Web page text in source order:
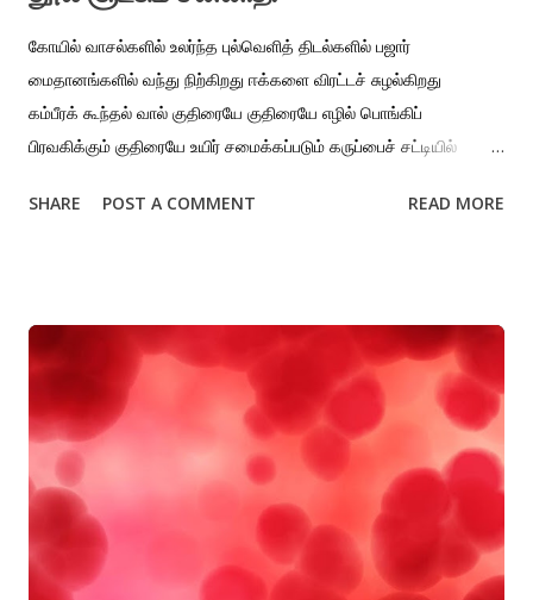
கோயில் வாசல்களில் உலர்ந்த புல்வெளித் திடல்களில் பஜார்
மைதானங்களில் வந்து நிற்கிறது ஈக்களை விரட்டச் சுழல்கிறது
கம்பீரக் கூந்தல் வால் குதிரையே குதிரையே எழில் பொங்கிப்
பிரவகிக்கும் குதிரையே உயிர் சமைக்கப்படும் கருப்பைச் சட்டியில்
சூடாமணி சிக்குதாகு சாமரை வல்லிசை பல்பிடிக் கண்டிகை சுருள்
ஒச்சங்கள் குதிரையே குதிரையே இத்தனை அணிகளையும் பூட்டிய
பிறகு குதிரை அங்கே இருந்ததா குதிரை இல்லை குதிரை இல்லை
குதிரை இல்லை 000 கிழக்குக் கோபுரத்துக்குள் நுழைந்து நந்தியை
நினைவில் இப்போது தாண்டினாலும் தலைக்குள் கேட்கத்
தொடங்கிவிடுகிறது தவிலும் நாயனமும் இசைப்பவர் வேண்டாம்
கருவியும் வேண்டாம் இன்னும் வெளிச்சம் நுழையாத இருள்மூலைகளில்
அதன் எதிரொலிகள் பெருமூச்சுகள் கேட்கின்றன ஒடுக்கிய குதிரைகள்
போல் கொடிமரம் தாண்டிக் கருவறைக்குள் செல்லும் நுழைவாயிலின...
SHARE POST A COMMENT READ MORE